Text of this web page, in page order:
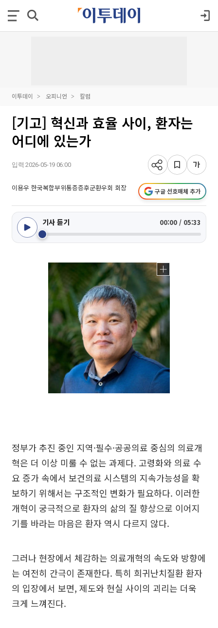
이투데이 오피니언 칼럼
[기고] 혁신과 효율 사이, 환자는
어디에 있는가
입력 2026-05-19 06:00
이용우 한국복합부위통증증후군환우회 회장 구글 선호매체 추가
기사 듣기 00:00 / 05:33
정부가 추진 중인 지역·필수·공공의료 중심의 의료개
혁은 더 이상 미룰 수 없는 과제다. 고령화와 의료 수
요 증가 속에서 보건의료 시스템의 지속가능성을 확
보하기 위해서는 구조적인 변화가 필요하다. 이러한
개혁이 궁극적으로 환자의 삶의 질 향상으로 이어지
기를 바라는 마음은 환자 역시 다르지 않다.
그러나 현장에서 체감하는 의료개혁의 속도와 방향에
는 여전히 간극이 존재한다. 특히 희귀난치질환 환자
의 입장에서 보면, 제도와 현실 사이의 괴리는 더욱
크게 느껴진다.